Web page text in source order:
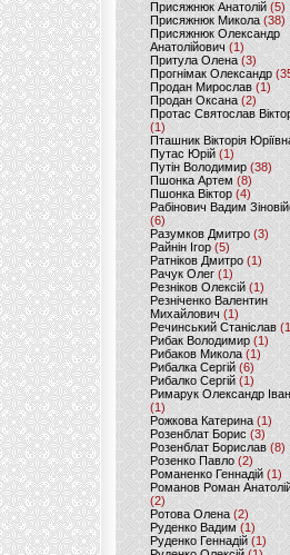
Присяжнюк Анатолій (5)
Присяжнюк Микола (38)
Присяжнюк Олександр
Анатолійович (1)
Притула Олена (3)
Прогнімак Олександр
Продан Мирослав(1)
Продан Оксана (2)
Протас Святослав
(1)
Пташник Вікторія
Путас Юрій (1)
Путін Володимир(38)
Пшонка Артем (8)
Пшонка Віктор(4)
Рабінович Вадим
(6)
Разумков Дмитро (3)
Райнін Ігор(5)
Ратніков Дмитро (1)
Рачук Олег (1)
Резніков Олексій(1)
Резніченко Валентин
Михайлович (1)
Речинський Станіслав
Рибак Володимир(1)
Рибаков Микола(1)
Рибалка Сергій (6)
Рибалко Сергій (1)
Римарук Олександр
(1)
Рожкова Катерина(1)
Розенблат Борис (3)
Розенблат Борислав (8)
Розенко Павло (2)
Романенко Геннадій (1)
Романов Роман
(2)
Ротова Олена(2)
Руденко Вадим (1)
Руденко Геннадій (1)